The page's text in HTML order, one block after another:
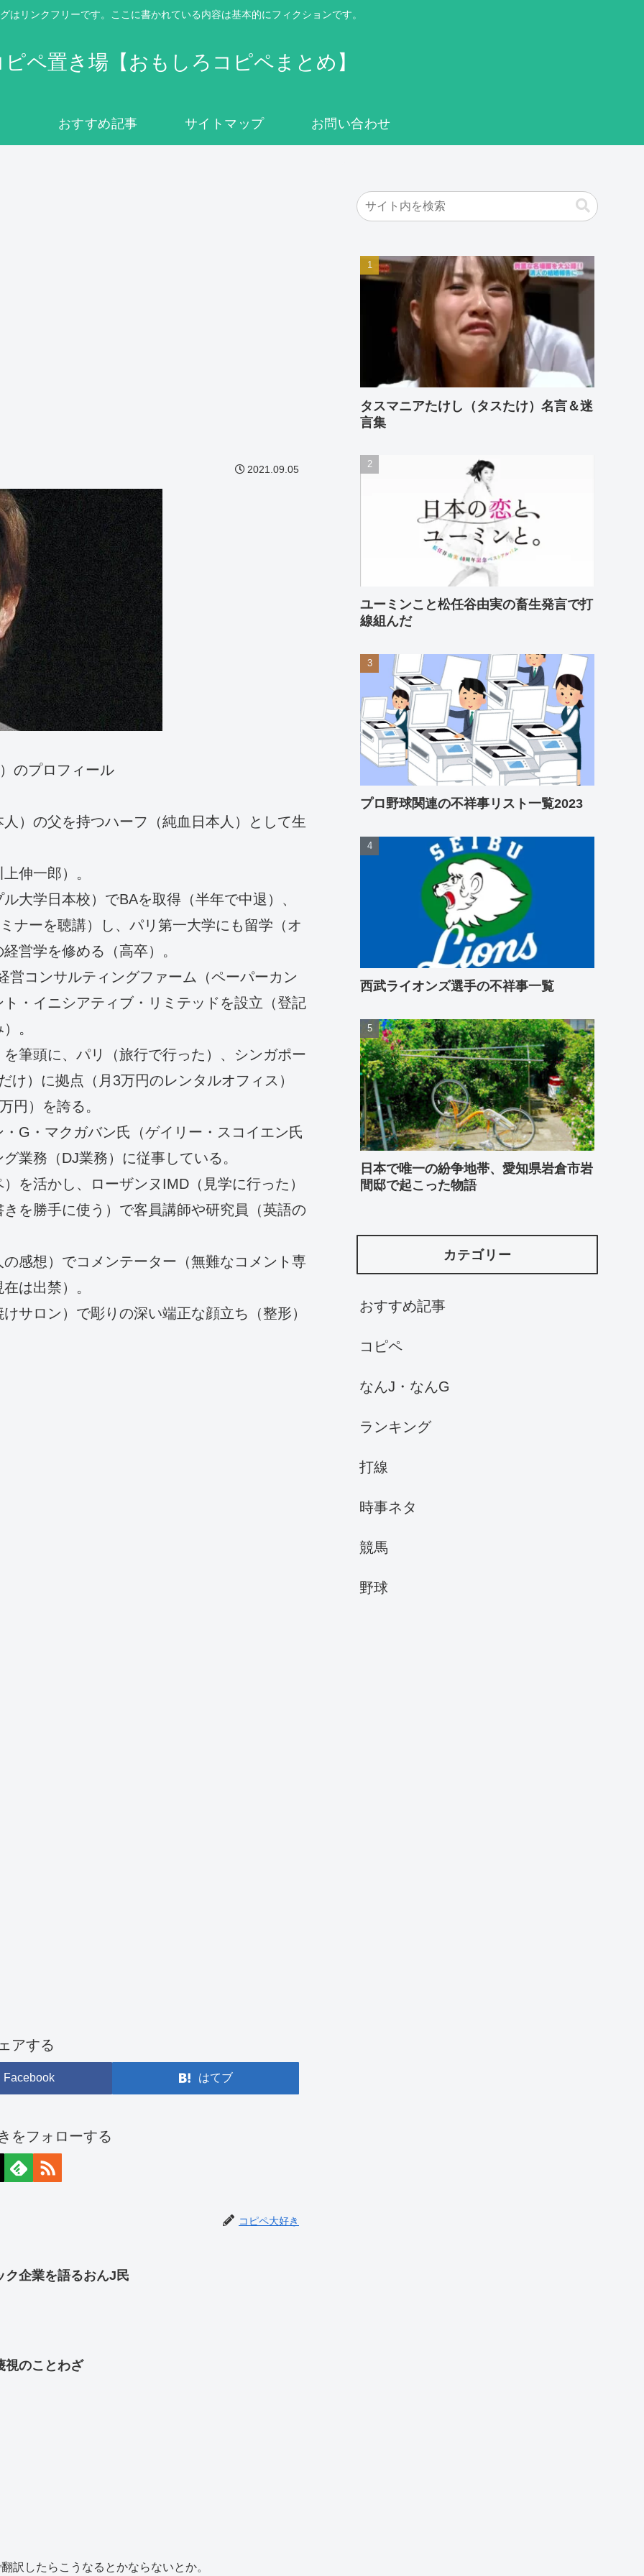
はリンクフリーです。ここに書かれている内容は基本的にフィクションです。
ピペ置き場【おもしろコピペまとめ】
おすすめ記事 サイトマップ お問い合わせ
2021.09.05
のプロフィール
）の父を持つハーフ（純血日本人）として生
伸一郎）。
大学日本校）でBAを取得（半年で中退）、
ナーを聴講）し、パリ第一大学にも留学（オ
営学を修める（高卒）。
営コンサルティングファーム（ペーパーカン
・イニシアティブ・リミテッドを設立（登記
。
筆頭に、パリ（旅行で行った）、シンガポー
）に拠点（月3万円のレンタルオフィス）
円）を誇る。
G・マクガバン氏（ゲイリー・スコイエン氏
業務（DJ業務）に従事している。
を活かし、ローザンヌIMD（見学に行った）
を勝手に使う）で客員講師や研究員（英語の
感想）でコメンテーター（無難なコメント専
は出禁）。
サロン）で彫りの深い端正な顔立ち（整形）
アする
Facebook はてブ
をフォローする
コピペ大好き
ク企業を語るおんJ民
のことわざ
したらこうなるとかならないとか。
タスマニアたけし（タスたけ）名言＆迷
言集
ユーミンこと松任谷由実の畜生発言で打
線組んだ
プロ野球関連の不祥事リスト一覧2023
西武ライオンズ選手の不祥事一覧
日本で唯一の紛争地帯、愛知県岩倉市岩
間邸で起こった物語
カテゴリー
おすすめ記事
コピペ
なんJ・なんG
ランキング
打線
時事ネタ
競馬
野球